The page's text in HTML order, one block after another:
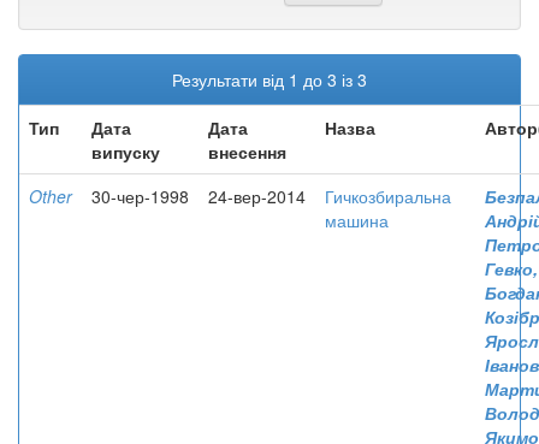
Результати від 1 до 3 із 3
Тип
Дата
випуску
Дата
внесення
Назва
Other 30-чер-1998 24-вер-2014
Гичкозбиральна
машина